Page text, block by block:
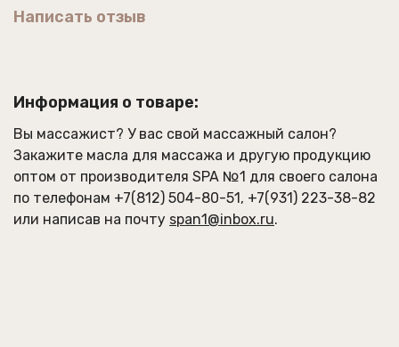
Написать отзыв
Информация о товаре:
Вы массажист? У вас свой массажный салон?
Закажите масла для массажа и другую продукцию
оптом от производителя SPA №1 для своего салона
по телефонам +7(812) 504-80-51, +7(931) 223-38-82
или написав на почту span1@inbox.ru.